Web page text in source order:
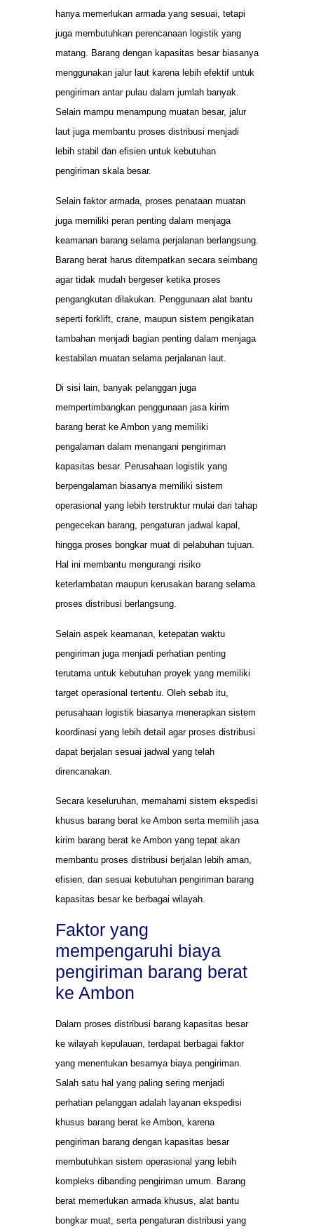
hanya memerlukan armada yang sesuai, tetapi
juga membutuhkan perencanaan logistik yang
matang. Barang dengan kapasitas besar biasanya
menggunakan jalur laut karena lebih efektif untuk
pengiriman antar pulau dalam jumlah banyak.
Selain mampu menampung muatan besar, jalur
laut juga membantu proses distribusi menjadi
lebih stabil dan efisien untuk kebutuhan
pengiriman skala besar.
Selain faktor armada, proses penataan muatan
juga memiliki peran penting dalam menjaga
keamanan barang selama perjalanan berlangsung.
Barang berat harus ditempatkan secara seimbang
agar tidak mudah bergeser ketika proses
pengangkutan dilakukan. Penggunaan alat bantu
seperti forklift, crane, maupun sistem pengikatan
tambahan menjadi bagian penting dalam menjaga
kestabilan muatan selama perjalanan laut.
Di sisi lain, banyak pelanggan juga
mempertimbangkan penggunaan jasa kirim
barang berat ke Ambon yang memiliki
pengalaman dalam menangani pengiriman
kapasitas besar. Perusahaan logistik yang
berpengalaman biasanya memiliki sistem
operasional yang lebih terstruktur mulai dari tahap
pengecekan barang, pengaturan jadwal kapal,
hingga proses bongkar muat di pelabuhan tujuan.
Hal ini membantu mengurangi risiko
keterlambatan maupun kerusakan barang selama
proses distribusi berlangsung.
Selain aspek keamanan, ketepatan waktu
pengiriman juga menjadi perhatian penting
terutama untuk kebutuhan proyek yang memiliki
target operasional tertentu. Oleh sebab itu,
perusahaan logistik biasanya menerapkan sistem
koordinasi yang lebih detail agar proses distribusi
dapat berjalan sesuai jadwal yang telah
direncanakan.
Secara keseluruhan, memahami sistem ekspedisi
khusus barang berat ke Ambon serta memilih jasa
kirim barang berat ke Ambon yang tepat akan
membantu proses distribusi berjalan lebih aman,
efisien, dan sesuai kebutuhan pengiriman barang
kapasitas besar ke berbagai wilayah.
Faktor yang
mempengaruhi biaya
pengiriman barang berat
ke Ambon
Dalam proses distribusi barang kapasitas besar
ke wilayah kepulauan, terdapat berbagai faktor
yang menentukan besarnya biaya pengiriman.
Salah satu hal yang paling sering menjadi
perhatian pelanggan adalah layanan ekspedisi
khusus barang berat ke Ambon, karena
pengiriman barang dengan kapasitas besar
membutuhkan sistem operasional yang lebih
kompleks dibanding pengiriman umum. Barang
berat memerlukan armada khusus, alat bantu
bongkar muat, serta pengaturan distribusi yang